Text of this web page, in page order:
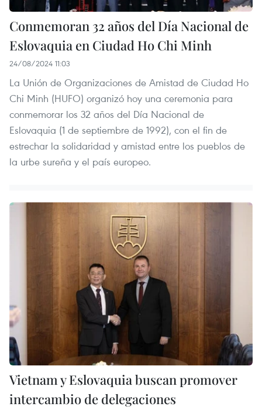
Conmemoran 32 años del Día Nacional de
Eslovaquia en Ciudad Ho Chi Minh
24/08/2024 11:03
La Unión de Organizaciones de Amistad de Ciudad Ho
Chi Minh (HUFO) organizó hoy una ceremonia para
conmemorar los 32 años del Día Nacional de
Eslovaquia (1 de septiembre de 1992), con el fin de
estrechar la solidaridad y amistad entre los pueblos de
la urbe sureña y el país europeo.
Vietnam y Eslovaquia buscan promover
intercambio de delegaciones